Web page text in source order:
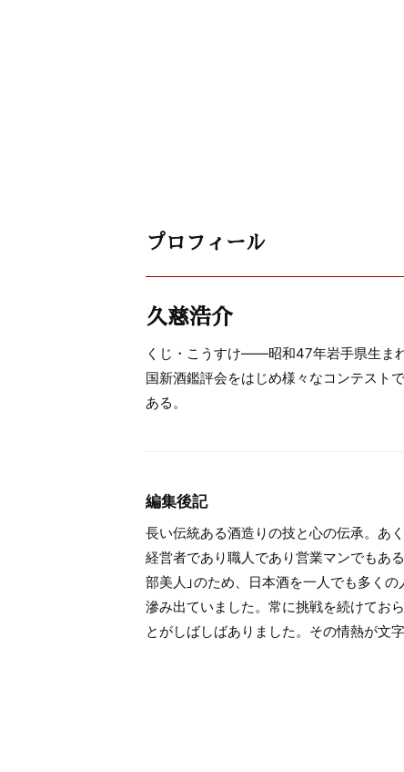
プロフィール
久慈浩介
くじ・こうすけ――昭和47年岩手県生ま
国新酒鑑評会をはじめ様々なコンテスト
ある。
編集後記
長い伝統ある酒造りの技と心の伝承。
経営者であり職人であり営業マンでもあ
部美人」のため、日本酒を一人でも多く
滲み出ていました。常に挑戦を続けてお
とがしばしばありました。その情熱が文